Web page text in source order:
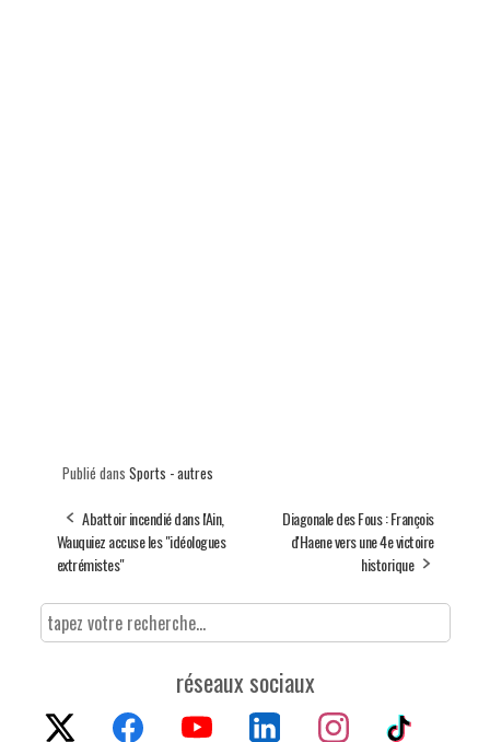
Publié dans Sports - autres
Abattoir incendié dans l'Ain,
Wauquiez accuse les "idéologues
extrémistes"
Diagonale des Fous : François
d'Haene vers une 4e victoire
historique
réseaux sociaux